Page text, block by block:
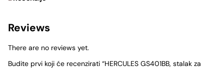
Reviews
There are no reviews yet.
Budite prvi koji će recenzirati “HERCULES GS401BB, stalak za